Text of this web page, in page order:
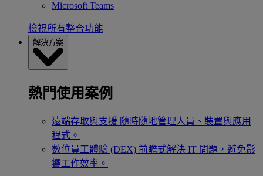
Microsoft Teams
檢視所有整合功能
解決方案
熱門使用案例
遠端存取與支援 隨時隨地管理人員、裝置與應用
程式。
數位員工體驗 (DEX) 前瞻式解決 IT 問題，避免影
響工作效率。